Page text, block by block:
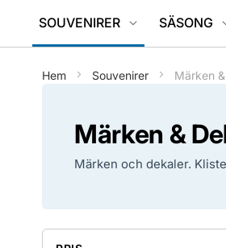
SOUVENIRER SÄSONG
Hem Souvenirer Märken
Märken &
Märken och dekaler.